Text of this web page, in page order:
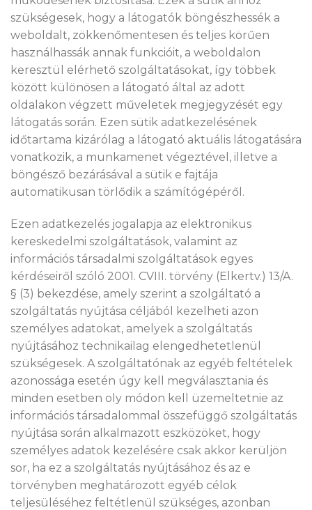
szükségesek, hogy a látogatók böngészhessék a
weboldalt, zökkenőmentesen és teljes körűen
használhassák annak funkcióit, a weboldalon
keresztül elérhető szolgáltatásokat, így többek
között különösen a látogató által az adott
oldalakon végzett műveletek megjegyzését egy
látogatás során. Ezen sütik adatkezelésének
időtartama kizárólag a látogató aktuális látogatására
vonatkozik, a munkamenet végeztével, illetve a
böngésző bezárásával a sütik e fajtája
automatikusan törlődik a számítógépéről.
Ezen adatkezelés jogalapja az elektronikus
kereskedelmi szolgáltatások, valamint az
információs társadalmi szolgáltatások egyes
kérdéseiről szóló 2001. CVIII. törvény (Elkertv.) 13/A.
§ (3) bekezdése, amely szerint a szolgáltató a
szolgáltatás nyújtása céljából kezelheti azon
személyes adatokat, amelyek a szolgáltatás
nyújtásához technikailag elengedhetetlenül
szükségesek. A szolgáltatónak az egyéb feltételek
azonossága esetén úgy kell megválasztania és
minden esetben oly módon kell üzemeltetnie az
információs társadalommal összefüggő szolgáltatás
nyújtása során alkalmazott eszközöket, hogy
személyes adatok kezelésére csak akkor kerüljön
sor, ha ez a szolgáltatás nyújtásához és az e
törvényben meghatározott egyéb célok
teljesüléséhez feltétlenül szükséges, azonban